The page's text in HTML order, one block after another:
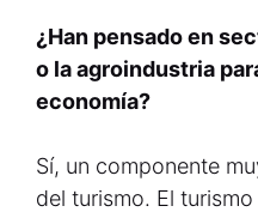
¿Han pensado en
o la agroindustria
economía?
Sí, un componente
del turismo. El